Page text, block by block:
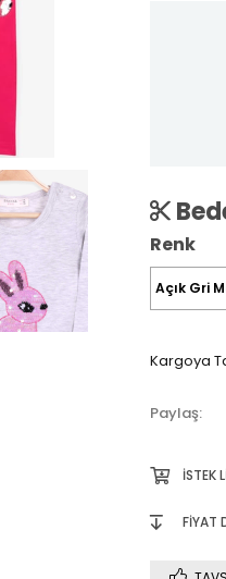
Renk
Kargoya
Paylaş:
İSTEK
FIYAT